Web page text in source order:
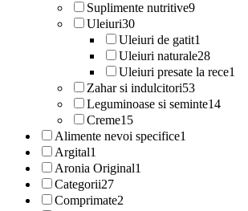
Suplimente nutritive9
Uleiuri30
Uleiuri de gatit1
Uleiuri naturale28
Uleiuri presate la rece1
Zahar si indulcitori53
Leguminoase si seminte14
Creme15
Alimente nevoi specifice1
Argital1
Aronia Original1
Categorii27
Comprimate2